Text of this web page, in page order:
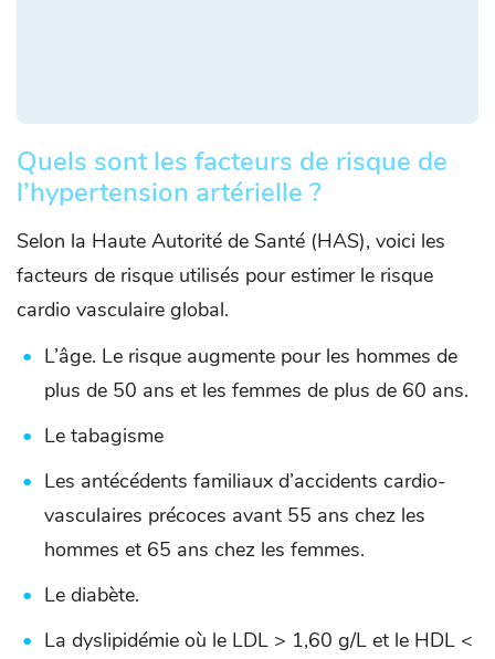
Quels sont les facteurs de risque de
l’hypertension artérielle ?
Selon la Haute Autorité de Santé (HAS), voici les
facteurs de risque utilisés pour estimer le risque
cardio vasculaire global.
L’âge. Le risque augmente pour les hommes de
plus de 50 ans et les femmes de plus de 60 ans.
Le tabagisme
Les antécédents familiaux d’accidents cardio-
vasculaires précoces avant 55 ans chez les
hommes et 65 ans chez les femmes.
Le diabète.
La dyslipidémie où le LDL > 1,60 g/L et le HDL <